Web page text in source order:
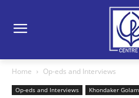
Home Op-eds and Interviews
Op-eds and Interviews Khondaker